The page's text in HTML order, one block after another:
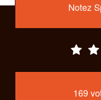
Notez
169